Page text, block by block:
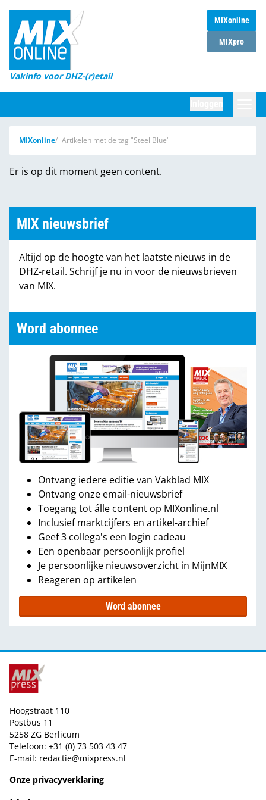
MIXonline
MIXpro
Vakinfo voor DHZ-(r)etail
Home
Magazines
DHZ Sessie
Marktcijfers
Word abonnee
MIXonline Artikelen met de tag "Steel Blue"
Er is op dit moment geen content.
MIX nieuwsbrief
Altijd op de hoogte van het laatste nieuws in de
DHZ-retail. Schrijf je nu in voor de nieuwsbrieven
van MIX.
Word abonnee
Ontvang iedere editie van Vakblad MIX
Ontvang onze email-nieuwsbrief
Toegang tot álle content op MIXonline.nl
Inclusief marktcijfers en artikel-archief
Geef 3 collega's een login cadeau
Een openbaar persoonlijk profiel
Je persoonlijke nieuwsoverzicht in MijnMIX
Reageren op artikelen
Word abonnee
Hoogstraat 110
Postbus 11
5258 ZG Berlicum
Telefoon: +31 (0) 73 503 43 47
E-mail: redactie@mixpress.nl
Onze privacyverklaring